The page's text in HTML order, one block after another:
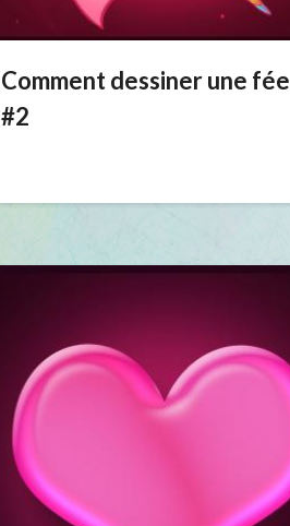
Comment dessiner une fée
#2